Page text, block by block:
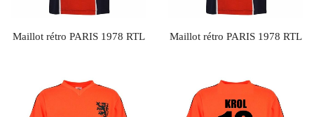
Maillot rétro PARIS 1978 RTL Maillot rétro PARIS 1978 RTL